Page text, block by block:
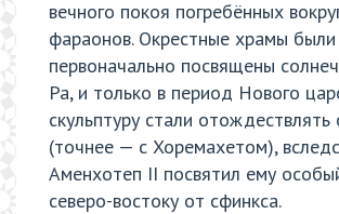
вечного покоя погребённых
фараонов. Окрестные храмы были
первоначально посвящены
Ра, и только в период Нового
скульптуру стали
(точнее — с Хоремахетом),
Аменхотеп II посвятил ему
северо-востоку от сфинкса.